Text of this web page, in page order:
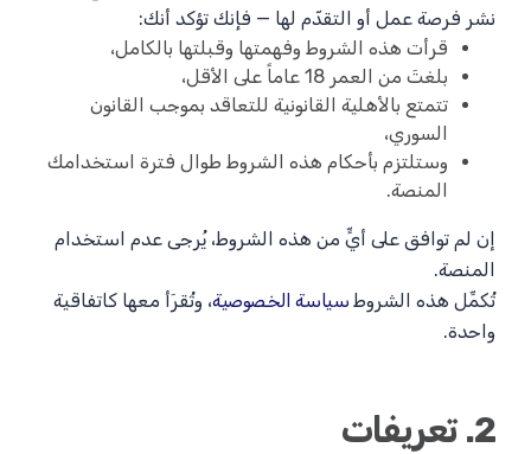
نشر فرصة عمل أو التقدّم لها — فإنك تؤكد أنك:
قرأت هذه الشروط وفهمتها وقبلتها بالكامل،
بلغتَ من العمر 18 عاماً على الأقل،
تتمتع بالأهلية القانونية للتعاقد بموجب القانون
السوري،
وستلتزم بأحكام هذه الشروط طوال فترة استخدامك
المنصة.
إن لم توافق على أيٍّ من هذه الشروط، يُرجى عدم استخدام
المنصة.
تُكمِّل هذه الشروط سياسة الخصوصية، وتُقرَأ معها كاتفاقية
واحدة.
2. تعريفات